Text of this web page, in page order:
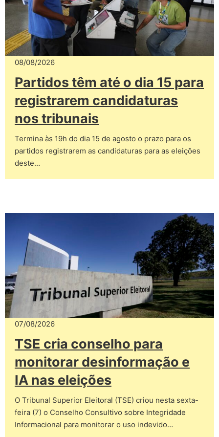
08/08/2026
Partidos têm até o dia 15 para
registrarem candidaturas
nos tribunais
Termina às 19h do dia 15 de agosto o prazo para os
partidos registrarem as candidaturas para as eleições
deste…
07/08/2026
TSE cria conselho para
monitorar desinformação e
IA nas eleições
O Tribunal Superior Eleitoral (TSE) criou nesta sexta-
feira (7) o Conselho Consultivo sobre Integridade
Informacional para monitorar o uso indevido…